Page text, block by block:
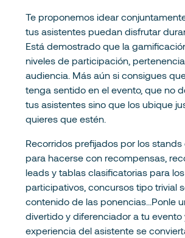
Te proponemos idear
tus asistentes puedan disfrutar
Está demostrado que la
niveles de participación,
audiencia. Más aún si consigues
tenga sentido en el evento, que no
tus asistentes sino que los ubique
quieres que estén.
Recorridos prefijados por los stands
para hacerse con recompensas,
leads y tablas clasificatorias para
participativos, concursos tipo trivial
contenido de las ponencias…Ponle
divertido y diferenciador a tu evento
experiencia del asistente se